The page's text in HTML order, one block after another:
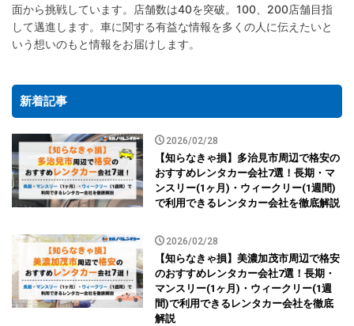
面から挑戦しています。店舗数は40を突破。100、200店舗目指
して邁進します。車に関する有益な情報を多くの人に伝えたいと
いう想いのもと情報をお届けします。
新着記事
2026/02/28
【知らなきゃ損】多治見市周辺で格安の
おすすめレンタカー会社7選！長期・マ
ンスリー(1ヶ月)・ウィークリー(1週間)
で利用できるレンタカー会社を徹底解説
2026/02/28
【知らなきゃ損】美濃加茂市周辺で格安
のおすすめレンタカー会社7選！長期・
マンスリー(1ヶ月)・ウィークリー(1週
間)で利用できるレンタカー会社を徹底
解説